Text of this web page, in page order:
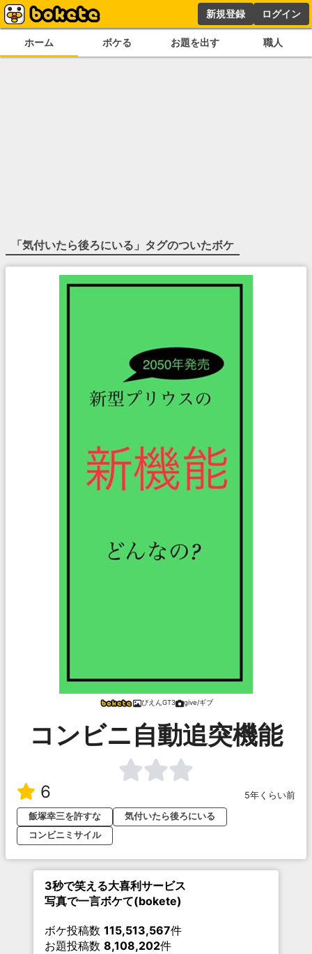
新規登録 ログイン
ホーム ボケる お題を出す 職人
「気付いたら後ろにいる 」タグのついたボケ
ぴえんGT3 give/ギブ
コンビニ自動追突機能
6
5年くらい前
飯塚幸三を許すな
気付いたら後ろにいる
コンビニミサイル
3秒で笑える大喜利サービス
写真で一言ボケて(bokete)
ボケ投稿数 115,513,567件
お題投稿数 8,108,202件